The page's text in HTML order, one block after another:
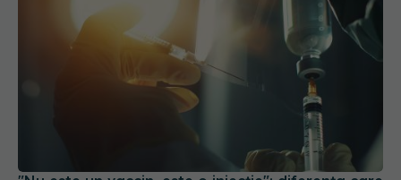
"Nu este un vaccin, este o injecție": diferența care
poate schimba încrederea oamenilor în știință